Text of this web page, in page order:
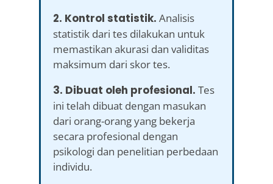
2. Kontrol statistik. Analisis
statistik dari tes dilakukan untuk
memastikan akurasi dan validitas
maksimum dari skor tes.
3. Dibuat oleh profesional. Tes
ini telah dibuat dengan masukan
dari orang-orang yang bekerja
secara profesional dengan
psikologi dan penelitian perbedaan
individu.